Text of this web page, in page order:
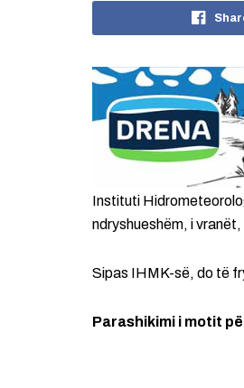
Instituti
ndryshueshëm, i
Sipas IHMK-së, do të
Parashikimi i motit